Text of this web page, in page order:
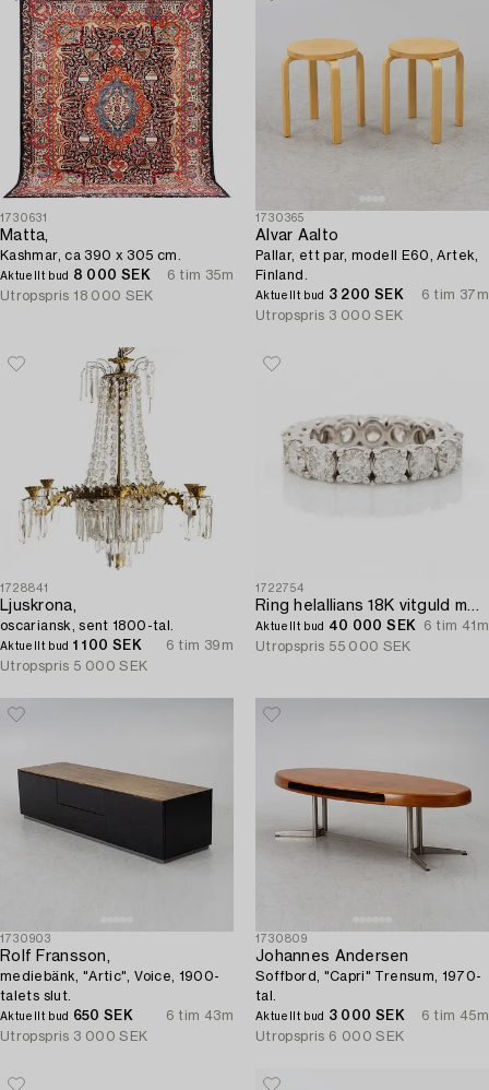
1730631
Matta,
Kashmar, ca 390 x 305 cm.
Aktuellt bud 8 000 SEK
6 tim 35m
Utropspris 18 000 SEK
1730365
Alvar Aalto
Pallar, ett par, modell E60, Artek,
Finland.
Aktuellt bud 3 200 SEK
6 tim 37m
Utropspris 3 000 SEK
1728841
Ljuskrona,
oscariansk, sent 1800-tal.
Aktuellt bud 1 100 SEK
6 tim 39m
Utropspris 5 000 SEK
1722754
Ring helallians 18K vitguld med briljantslipade diamanter.
Aktuellt bud 40 000 SEK
6 tim 41m
Utropspris 55 000 SEK
1730903
Rolf Fransson,
mediebänk, "Artic", Voice, 1900-
talets slut.
Aktuellt bud 650 SEK
6 tim 43m
Utropspris 3 000 SEK
1730809
Johannes Andersen
Soffbord, "Capri" Trensum, 1970-
tal.
Aktuellt bud 3 000 SEK
6 tim 45m
Utropspris 6 000 SEK